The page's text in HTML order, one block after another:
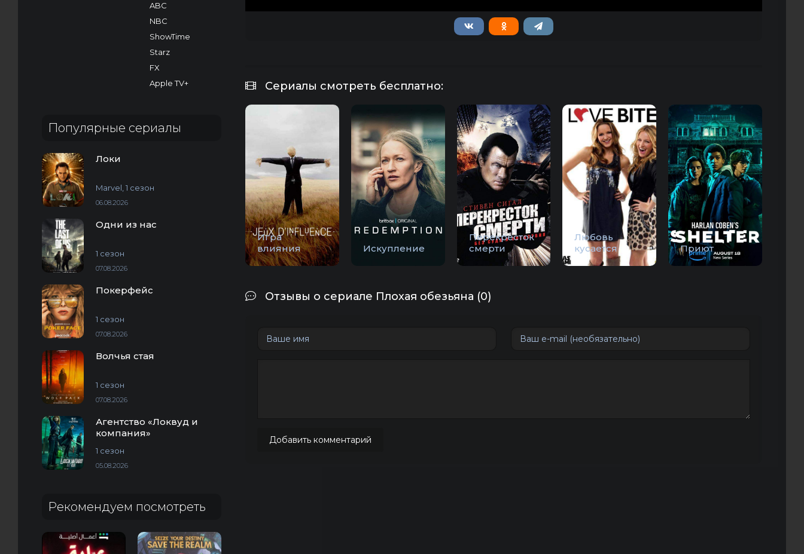
ABC
NBC
ShowTime
Starz
FX
Apple TV+
Популярные сериалы
Локи
Marvel, 1 сезон
06.08.2026
Одни из нас
1 сезон
07.08.2026
Покерфейс
1 сезон
07.08.2026
Волчья стая
1 сезон
07.08.2026
Агентство «Локвуд и
компания»
1 сезон
05.08.2026
Рекомендуем посмотреть
Сериалы смотреть бесплатно:
Игра
влияния
Искупление
Перекресток
смерти
Любовь
кусается
Приют
Отзывы о сериале Плохая обезьяна (0)
Добавить комментарий